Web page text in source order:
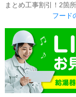
まとめ工事割引！2箇
フード